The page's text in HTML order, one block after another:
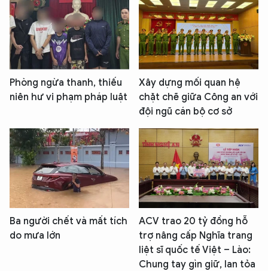
Phòng ngừa thanh, thiếu
niên hư vi phạm pháp luật
Xây dựng mối quan hệ
chặt chẽ giữa Công an với
đội ngũ cán bộ cơ sở
Ba người chết và mất tích
do mưa lớn
ACV trao 20 tỷ đồng hỗ
trợ nâng cấp Nghĩa trang
liệt sĩ quốc tế Việt – Lào:
Chung tay gìn giữ, lan tỏa